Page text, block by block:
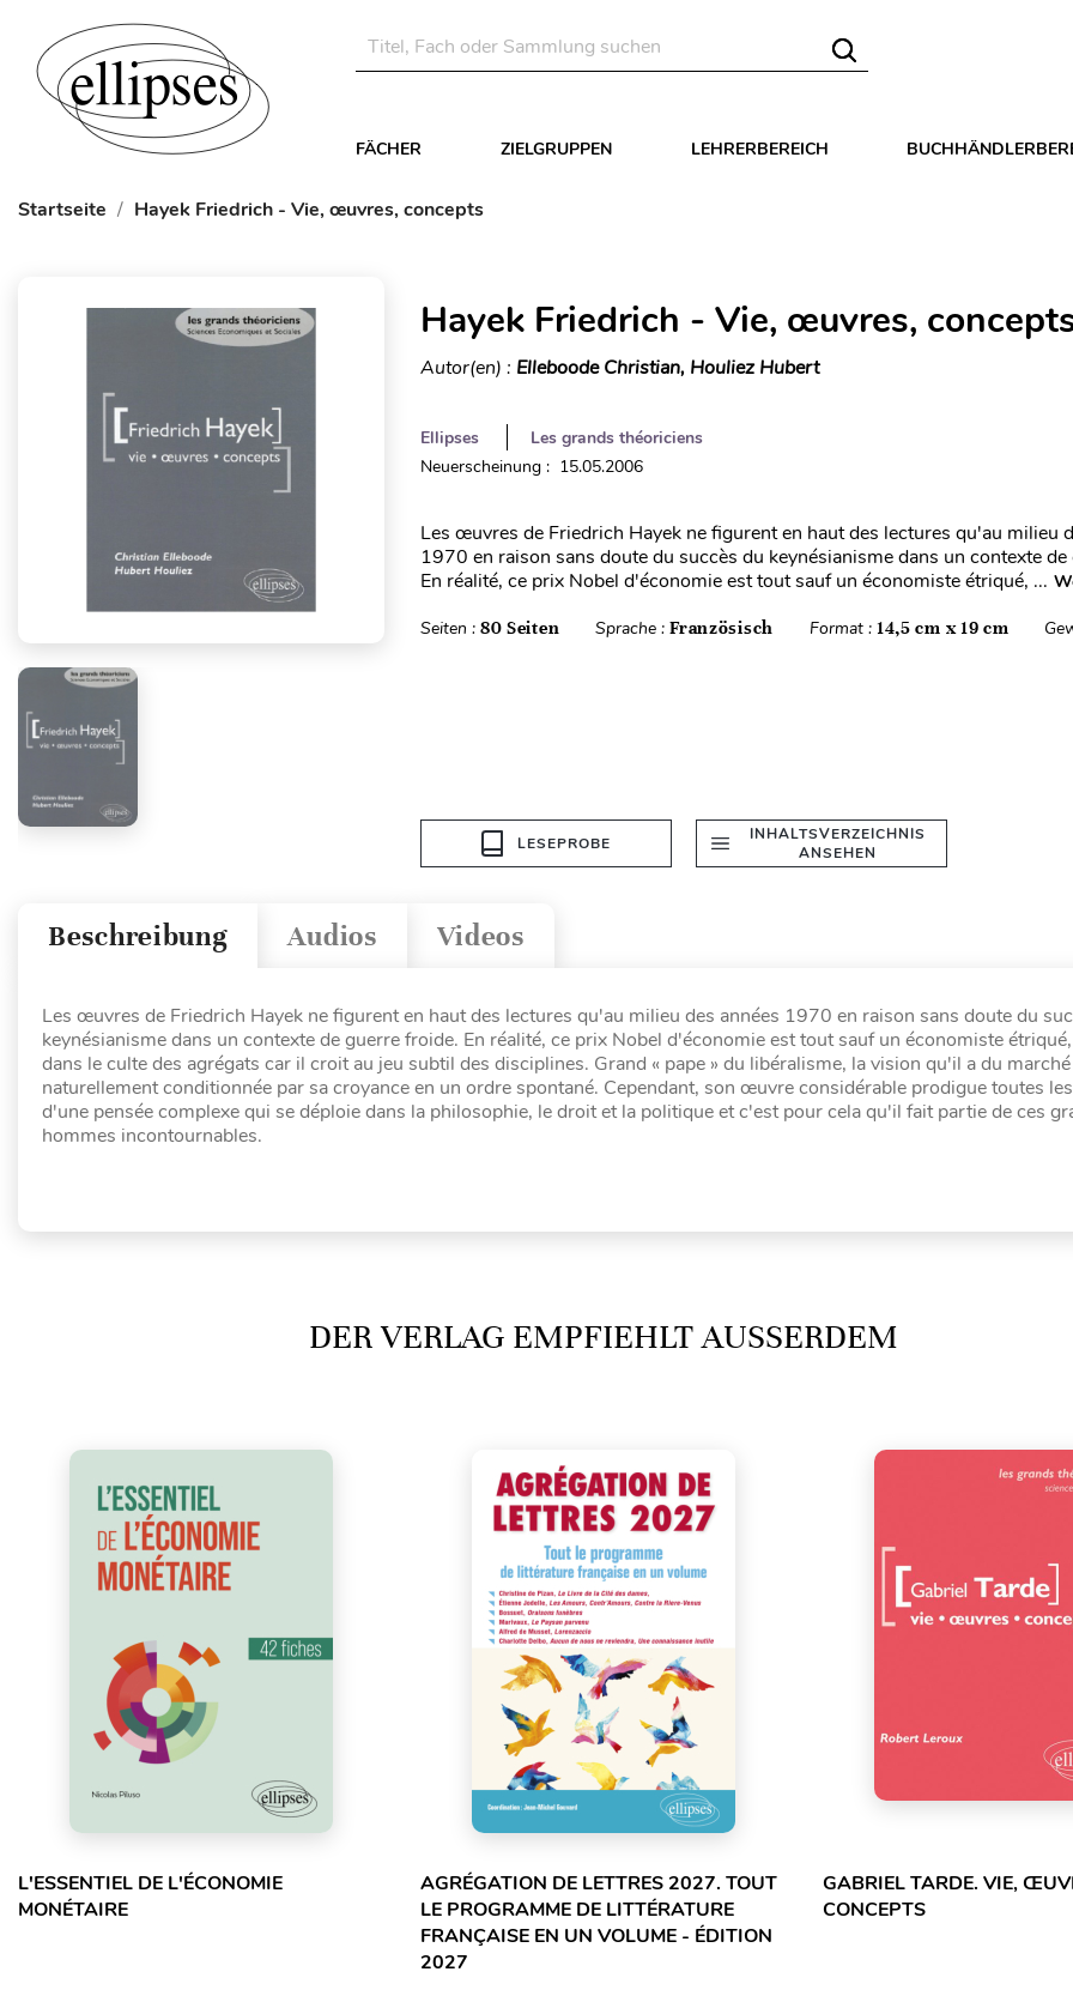
FÄCHER ZIELGRUPPEN LEHRERBEREICH
Startseite Hayek Friedrich - Vie, œuvres, concepts
Hayek Friedrich - Vie, œuvres,
Autor(en) : Elleboode Christian, Houliez Hubert
Ellipses
Les grands théoriciens
Neuerscheinung : 15.05.2006
Les œuvres de Friedrich Hayek ne figurent en haut des lectures qu'au milieu
1970 en raison sans doute du succès du keynésianisme dans un contexte
En réalité, ce prix Nobel d'économie est tout sauf un économiste étriqué, ...
Seiten : 80 Seiten Sprache :Französisch Format : 14,5 cm x 19 cm
LESEPROBE
INHALTSVERZEICHNIS
ANSEHEN
Videos
Audios
Beschreibung
Les œuvres de Friedrich Hayek ne figurent en haut des lectures qu'au milieu des années 1970 en raison sans doute du
keynésianisme dans un contexte de guerre froide. En réalité, ce prix Nobel d'économie est tout sauf un économiste
dans le culte des agrégats car il croit au jeu subtil des disciplines. Grand « pape » du libéralisme, la vision qu'il a du
naturellement conditionnée par sa croyance en un ordre spontané. Cependant, son œuvre considérable prodigue toutes
d'une pensée complexe qui se déploie dans la philosophie, le droit et la politique et c'est pour cela qu'il fait partie de ces
hommes incontournables.
DER VERLAG EMPFIEHLT AUSSERDEM
L'ESSENTIEL DE L'ÉCONOMIE
MONÉTAIRE
AGRÉGATION DE LETTRES 2027. TOUT
LE PROGRAMME DE LITTÉRATURE
FRANÇAISE EN UN VOLUME - ÉDITION
2027
GABRIEL TARDE. VIE,
CONCEPTS